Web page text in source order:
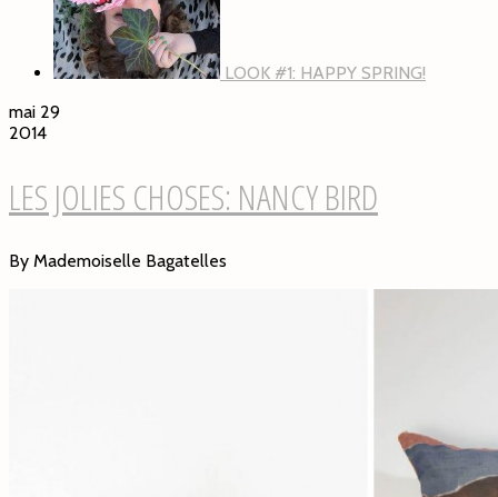
LOOK #1: HAPPY SPRING!
mai 29
2014
LES JOLIES CHOSES: NANCY BIRD
By Mademoiselle Bagatelles